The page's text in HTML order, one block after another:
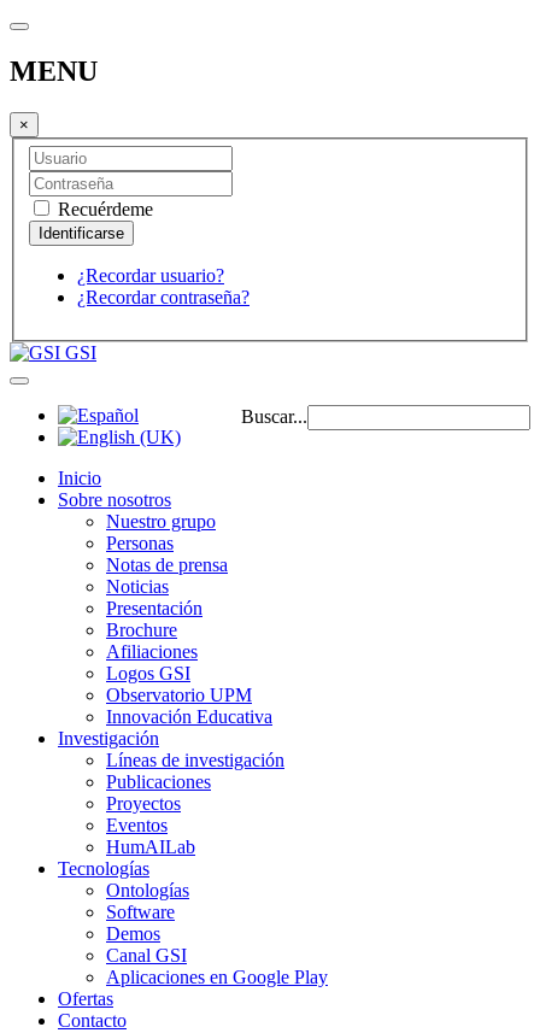
MENU
×
Recuérdeme
¿Recordar usuario?
¿Recordar contraseña?
GSI
Buscar...
Inicio
Sobre nosotros
Nuestro grupo
Personas
Notas de prensa
Noticias
Presentación
Brochure
Afiliaciones
Logos GSI
Observatorio UPM
Innovación Educativa
Investigación
Líneas de investigación
Publicaciones
Proyectos
Eventos
HumAILab
Tecnologías
Ontologías
Software
Demos
Canal GSI
Aplicaciones en Google Play
Ofertas
Contacto